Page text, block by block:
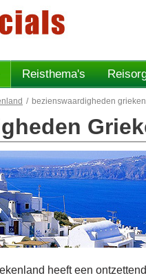
Reisthema's
/ bezienswaardigheden
heeft een